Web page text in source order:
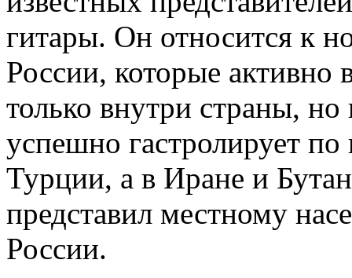
гитары. Он относится к
России, которые активно
только внутри страны,
успешно гастролирует
Турции, а в Иране и
представил местному
России.